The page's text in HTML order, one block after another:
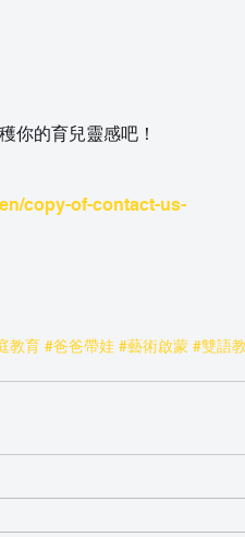
你的育兒靈感吧！
copy-of-contact-us-
教育 #爸爸帶娃 #藝術啟蒙 #雙語